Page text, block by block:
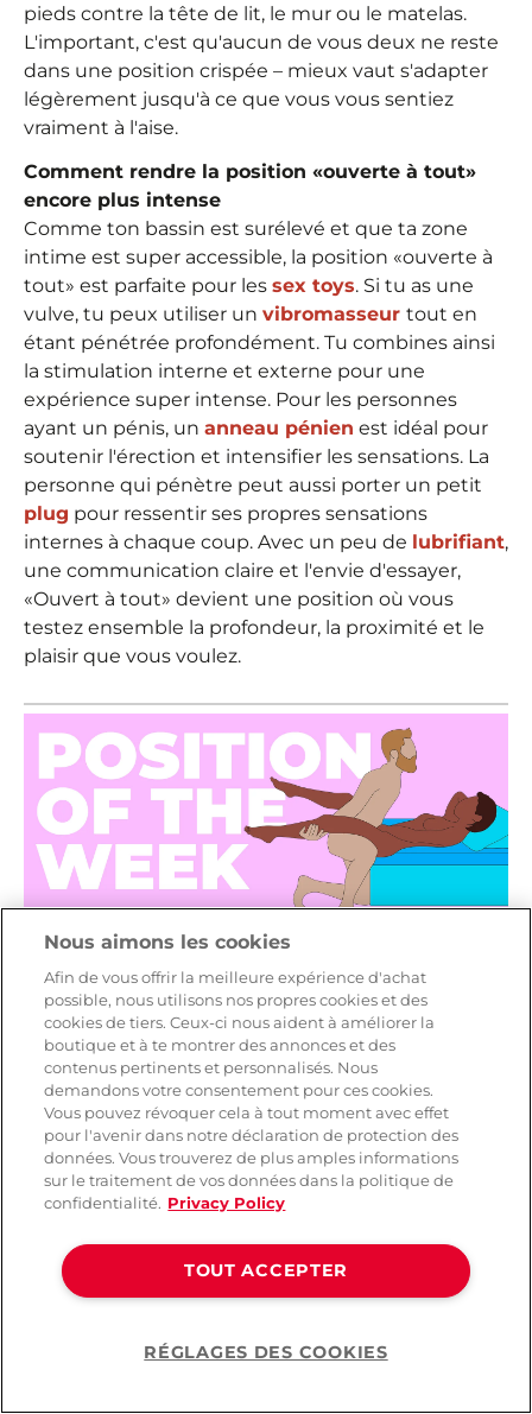
pieds contre la tête de lit, le mur ou le matelas.
L'important, c'est qu'aucun de vous deux ne reste
dans une position crispée – mieux vaut s'adapter
légèrement jusqu'à ce que vous vous sentiez
vraiment à l'aise.
Comment rendre la position «ouverte à tout»
encore plus intense
Comme ton bassin est surélevé et que ta zone
intime est super accessible, la position «ouverte à
tout» est parfaite pour les sex toys. Si tu as une
vulve, tu peux utiliser un vibromasseur tout en
étant pénétrée profondément. Tu combines ainsi
la stimulation interne et externe pour une
expérience super intense. Pour les personnes
ayant un pénis, un anneau pénien est idéal pour
soutenir l'érection et intensifier les sensations. La
personne qui pénètre peut aussi porter un petit
plug pour ressentir ses propres sensations
internes à chaque coup. Avec un peu de lubrifiant,
une communication claire et l'envie d'essayer,
«Ouvert à tout» devient une position où vous
testez ensemble la profondeur, la proximité et le
plaisir que vous voulez.
Position of the Week – L'ange
gourmet
L'ange gourmetest une position de pénétration
au bord du lit où tu peux juste te détendre et
profiter.
Comment fairel'ange gourmet
Allonge-toi confortablement sur le dos, le bassin
près du bord du lit. Si tu veux, tu peux mettre un
peu. Laisse tes jambes se détendre ou pose-les sur
les hanches ou les épaules de ton partenaire.
entre tes jambes et te pénètre lentement. Il ou
Nous aimons les cookies
Afin de vous offrir la meilleure expérience d'achat
possible, nous utilisons nos propres cookies et des
cookies de tiers. Ceux-ci nous aident à améliorer la
boutique et à te montrer des annonces et des
contenus pertinents et personnalisés. Nous
demandons votre consentement pour ces cookies.
Vous pouvez révoquer cela à tout moment avec effet
pour l'avenir dans notre déclaration de protection des
données. Vous trouverez de plus amples informations
sur le traitement de vos données dans la politique de
confidentialité. Privacy Policy
TOUT ACCEPTER
RÉGLAGES DES COOKIES